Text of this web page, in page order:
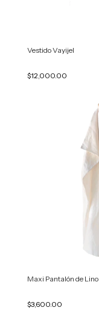
Vestido Vayijel
$12,000.00
Maxi Pantalón de Lino
$3,600.00